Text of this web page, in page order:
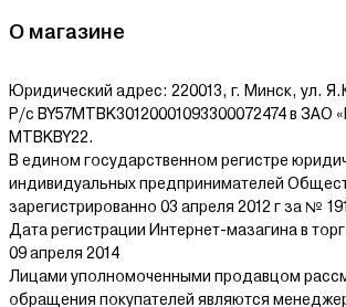
О магазине
Юридический адрес: 220013, г. Минск, ул.
Р/с BY57MTBK30120001093300072474 в ЗАО
MTBKBY22.
В едином государственном регистре
индивидуальных предпринимателей
зарегистрированно 03 апреля 2012 г за №
Дата регистрации Интернет-мазагина в
09 апреля 2014
Лицами уполномоченными продавцом
обращения покупателей являются